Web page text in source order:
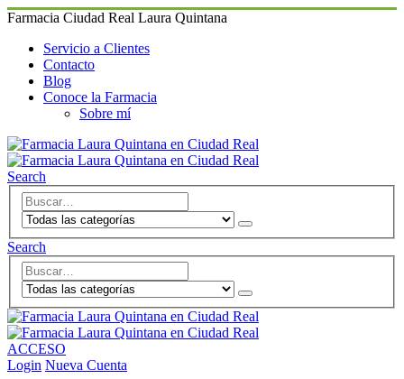
Farmacia Ciudad Real Laura Quintana
Servicio a Clientes
Contacto
Blog
Conoce la Farmacia
Sobre mí
Search
Search
ACCESO
Login Nueva Cuenta